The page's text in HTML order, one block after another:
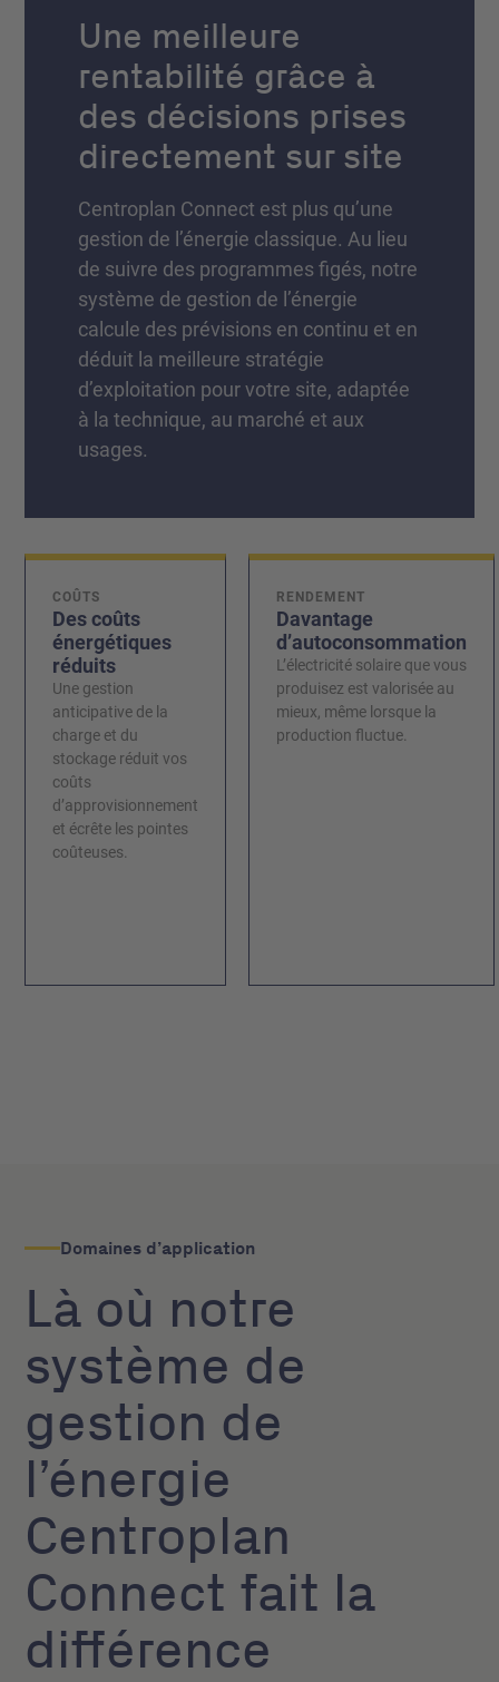
Une meilleure
rentabilité grâce à
des décisions prises
directement sur site
Centroplan Connect est plus qu’une
gestion de l’énergie classique. Au lieu
de suivre des programmes figés, notre
système de gestion de l’énergie
calcule des prévisions en continu et en
déduit la meilleure stratégie
d’exploitation pour votre site, adaptée
à la technique, au marché et aux
usages.
COÛTS
Des coûts
énergétiques
réduits
Une gestion
anticipative de la
charge et du
stockage réduit vos
coûts
d’approvisionnement
et écrête les pointes
coûteuses.
RENDEMENT
Davantage
d’autoconsommation
L’électricité solaire que vous
produisez est valorisée au
mieux, même lorsque la
production fluctue.
Domaines d’application
Là où notre
système de
gestion de
l’énergie
Centroplan
Connect fait la
différence